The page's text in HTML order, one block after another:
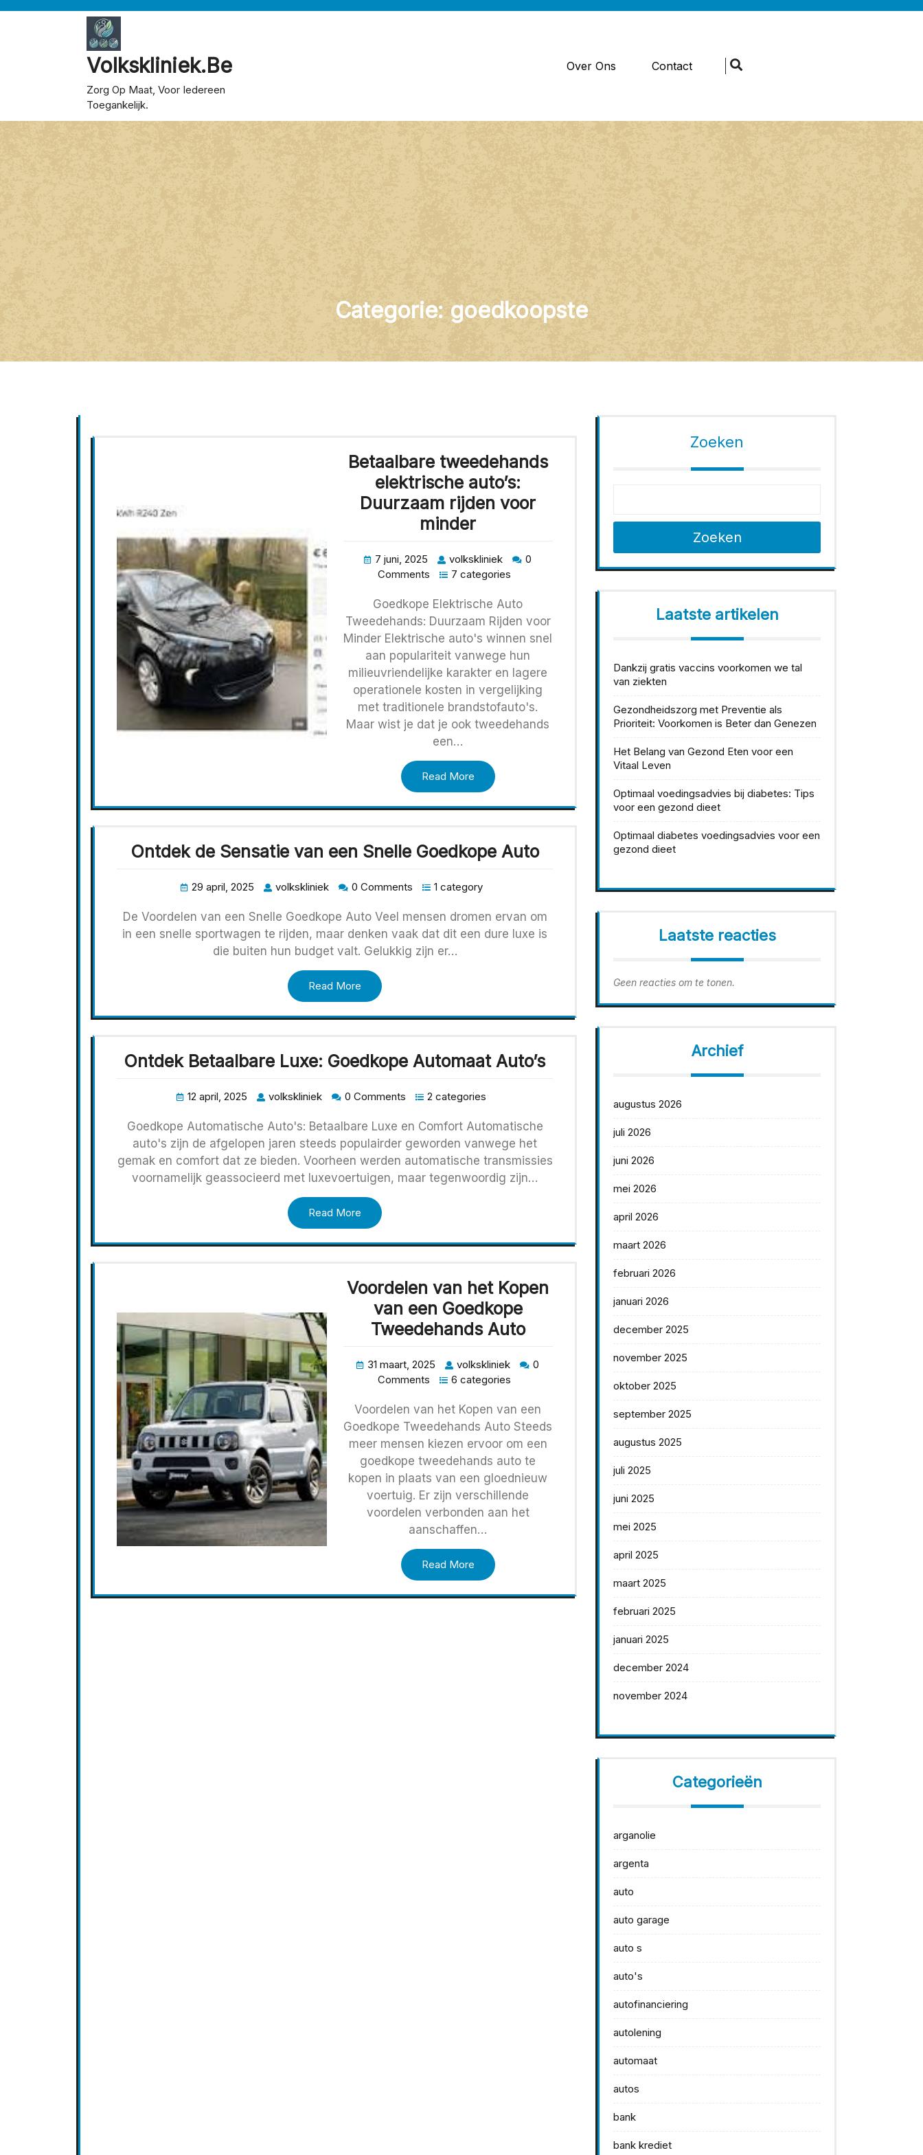
Volkskliniek.be
Zorg Op Maat, Voor Iedereen
Toegankelijk.
Over Ons Contact
Categorie: goedkoopste
Betaalbare tweedehands
elektrische auto’s:
Duurzaam rijden voor
minder
7 juni, 2025 volkskliniek
0
Comments
7 categories
Goedkope Elektrische Auto
Tweedehands: Duurzaam Rijden voor
Minder Elektrische auto's winnen snel
aan populariteit vanwege hun
milieuvriendelijke karakter en lagere
operationele kosten in vergelijking
met traditionele brandstofauto's.
Maar wist je dat je ook tweedehands
een…
Read More
Ontdek de Sensatie van een Snelle Goedkope Auto
29 april, 2025 volkskliniek 0 Comments 1 category
De Voordelen van een Snelle Goedkope Auto Veel mensen dromen ervan om
in een snelle sportwagen te rijden, maar denken vaak dat dit een dure luxe is
die buiten hun budget valt. Gelukkig zijn er…
Read More
Ontdek Betaalbare Luxe: Goedkope Automaat Auto’s
12 april, 2025 volkskliniek 0 Comments 2 categories
Goedkope Automatische Auto's: Betaalbare Luxe en Comfort Automatische
auto's zijn de afgelopen jaren steeds populairder geworden vanwege het
gemak en comfort dat ze bieden. Voorheen werden automatische transmissies
voornamelijk geassocieerd met luxevoertuigen, maar tegenwoordig zijn…
Read More
Voordelen van het Kopen
van een Goedkope
Tweedehands Auto
31 maart, 2025 volkskliniek
0
Comments
6 categories
Voordelen van het Kopen van een
Goedkope Tweedehands Auto Steeds
meer mensen kiezen ervoor om een
goedkope tweedehands auto te
kopen in plaats van een gloednieuw
voertuig. Er zijn verschillende
voordelen verbonden aan het
aanschaffen…
Read More
Zoeken
Zoeken
Laatste artikelen
Dankzij gratis vaccins voorkomen we tal
van ziekten
Gezondheidszorg met Preventie als
Prioriteit: Voorkomen is Beter dan Genezen
Het Belang van Gezond Eten voor een
Vitaal Leven
Optimaal voedingsadvies bij diabetes: Tips
voor een gezond dieet
Optimaal diabetes voedingsadvies voor een
gezond dieet
Laatste reacties
Geen reacties om te tonen.
Archief
augustus 2026
juli 2026
juni 2026
mei 2026
april 2026
maart 2026
februari 2026
januari 2026
december 2025
november 2025
oktober 2025
september 2025
augustus 2025
juli 2025
juni 2025
mei 2025
april 2025
maart 2025
februari 2025
januari 2025
december 2024
november 2024
Categorieën
arganolie
argenta
auto
auto garage
auto s
auto's
autofinanciering
autolening
automaat
autos
bank
bank krediet